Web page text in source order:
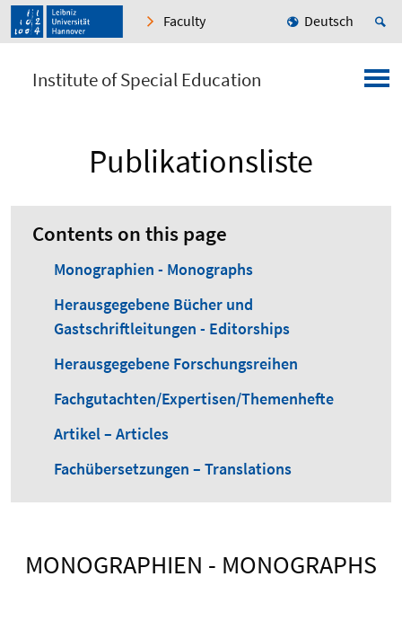
Faculty Deutsch
Institute of Special Education
Publikationsliste
Contents on this page
Monographien - Monographs
Herausgegebene Bücher und
Gastschriftleitungen - Editorships
Herausgegebene Forschungsreihen
Fachgutachten/Expertisen/Themenhefte
Artikel – Articles
Fachübersetzungen – Translations
MONOGRAPHIEN - MONOGRAPHS